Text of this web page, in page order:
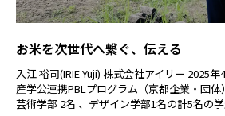
お米を次世代へ繋ぐ、伝える
入江 裕司(IRIE Yuji) 株式会社アイリー 2025
産学公連携PBLプログラム（京都企業・団体
芸術学部 2名 、デザイン学部1名の計5名の